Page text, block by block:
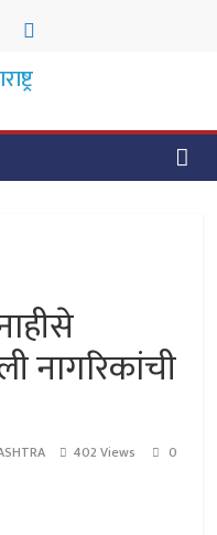
नागरिकांची
402 Views
0